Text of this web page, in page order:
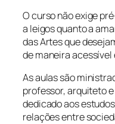
O curso não exige
a leigos quanto a
das Artes que
de maneira acessível
As aulas são
professor, arquiteto
dedicado aos
relações entre